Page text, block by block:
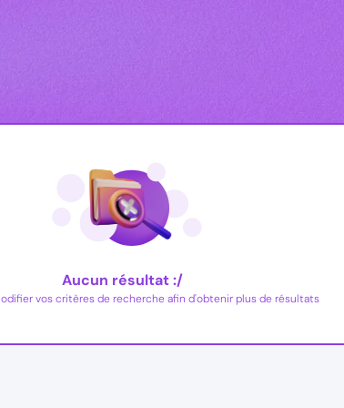
Aucun résultat :/
vos critères de recherche afin d'obtenir plus de résultats